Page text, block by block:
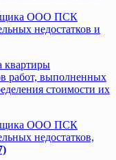
ООО ПСК
недостатков и
квартиры
работ, выполненных
стоимости их
ООО ПСК
недостатков,